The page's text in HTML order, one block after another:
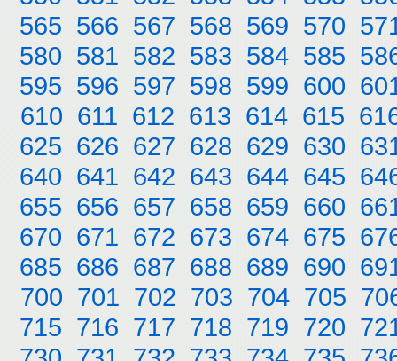
565 566 567 568 569 570
580 581 582 583 584 585
595 596 597 598 599 600
610 611 612 613 614 615
625 626 627 628 629 630
640 641 642 643 644 645
655 656 657 658 659 660
670 671 672 673 674 675
685 686 687 688 689 690
700 701 702 703 704 705
715 716 717 718 719 720